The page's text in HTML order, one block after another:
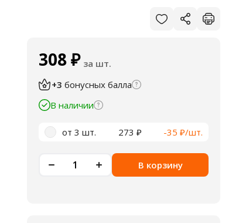
308₽ за шт.
+3 бонусных балла
В наличии
от 3 шт. 273 ₽ -35 ₽/шт.
В корзину